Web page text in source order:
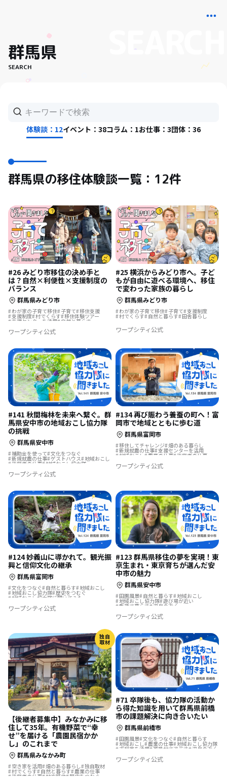
群馬県
SEARCH
体験談：12イベント：38コラム：1お仕事：3団体：36
群馬県の移住体験談一覧：12件
#26 みどり市移住の決め手と
は？自然×利便性×支援制度の
バランス
群馬県みどり市
わが家の子育て移住 子育て 移住支援
支援制度 村でくらす 移住体験ツアー
支援センターを活用 自然と暮らす
ワープシティ公式
#25 横浜からみどり市へ。子ど
もが自由に遊べる環境へ、移住
で変わった家族の暮らし
群馬県みどり市
わが家の子育て移住 子育て 支援制度
村でくらす 自然と暮らす 田舎暮らし
ワープシティ公式
#141 秋間梅林を未来へ繋ぐ。群
馬県安中市の地域おこし協力隊
の挑戦
群馬県安中市
補助金を使って 文化をつなぐ
新規就農の仕事 ゲストハウス 地域おこし
後継者の仕事 地域おこし協力隊
地域おこし協力隊に聞いてみた
ワープシティ公式
#134 再び賑わう養蚕の町へ！富
岡市で地域とともに歩む道
群馬県富岡市
移住してチャレンジ 畑のある暮らし
新規就農の仕事 支援センターを活用
地域おこし 農業の仕事 後継者の仕事
地域おこし協力隊に聞いてみた
ワープシティ公式
#124 妙義山に導かれて。観光振
興と信仰文化の継承
群馬県富岡市
文化をつなぐ 自然と暮らす 地域おこし
地域おこし協力隊 歴史をつむぐ
地域おこし協力隊に聞いてみた
ワープシティ公式
#123 群馬県移住の夢を実現！東
京生まれ・東京育ちが選んだ安
中市の魅力
群馬県安中市
田園風景 自然と暮らす 地域おこし
地域おこし協力隊 遊び場が近い
集落で暮らす 温泉の近く
ワープシティ公式
独自
取材
【後継者募集中】みなかみに移
住して35年。有機野菜で“幸
せ”を届ける「農園民宿かか
し」のこれまで
群馬県みなかみ町
空き家を活用 畑のある暮らし 独自取材
村でくらす 自然と暮らす 農業の仕事
後継者の仕事 地方移住 歴史をつむぐ
#71 卒隊後も、協力隊の活動か
ら得た知識を用いて群馬県前橋
市の課題解決に向き合いたい
群馬県前橋市
田園風景 文化をつなぐ 自然と暮らす
地域おこし 農業の仕事 地域おこし協力隊
古民家を活用 避暑地で過ごす 温泉の近く
ワープシティ公式